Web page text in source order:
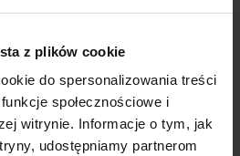
z plików cookie
do spersonalizowania treści
społecznościowe i
witrynie. Informacje o tym, jak
udostępniamy partnerom
761,37 zł
Zobacz szczegóły